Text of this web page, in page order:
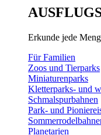
Erkunde jede
Für Familien
Zoos und Tierparks
Miniaturenparks
Kletterparks- und
Schmalspurbahnen
Park- und
Planetarien